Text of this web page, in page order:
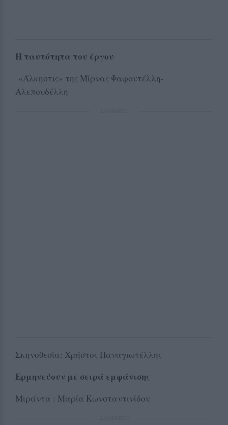
Η ταυτότητα του έργου
«Άλκηστις» της Μίρνας Φαφουτέλλη-
Αλεπουδέλλη
Σκηνοθεσία: Χρήστος Παναγιωτέλλης
Ερμηνεύουν με σειρά εμφάνισης
Μιράντα : Μαρία Κωνσταντινίδου